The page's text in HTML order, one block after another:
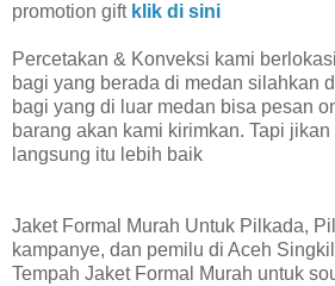
promotion gift klik di sini
Percetakan & Konveksi kami
bagi yang berada di medan silahkan
bagi yang di luar medan bisa pesan
barang akan kami kirimkan. Tapi
langsung itu lebih baik
Jaket Formal Murah Untuk Pilkada,
kampanye, dan pemilu di Aceh Singkil
Tempah Jaket Formal Murah untuk